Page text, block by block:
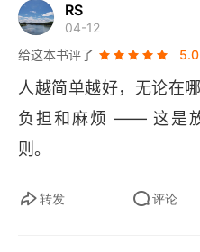
RS
04-12
给这本书评了
5.0
人越简单越好，无论在
负担和麻烦 —— 这是
则。
转发 评论